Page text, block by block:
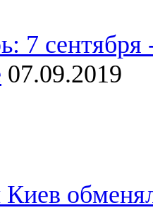
7
07.09.2019